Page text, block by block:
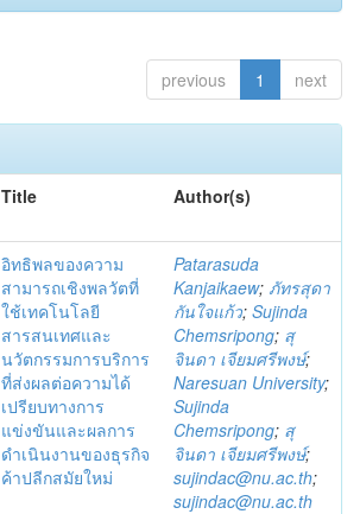
previous 1 next
Title Author(s)
อิทธิพลของความ
สามารถเชิงพลวัตที่
ใช้เทคโนโลยี
สารสนเทศและ
นวัตกรรมการบริการ
ที่ส่งผลต่อความได้
เปรียบทางการ
แข่งขันและผลการ
ดำเนินงานของธุรกิจ
ค้าปลีกสมัยใหม่
Patarasuda
Kanjaikaew; ภัทรสุดา
กันใจแก้ว; Sujinda
Chemsripong; สุ
จินดา เจียมศรีพงษ์;
Naresuan University;
Sujinda
Chemsripong; สุ
จินดา เจียมศรีพงษ์;
sujindac@nu.ac.th;
sujindac@nu.ac.th